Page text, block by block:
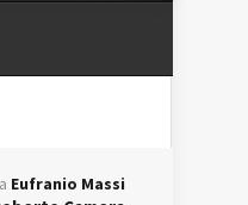
Eufranio Massi